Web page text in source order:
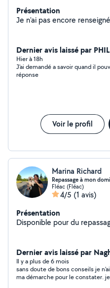
Présentation
Dernier avis laissé par
Hier à 18h
J'ai demandé a savoir quand il
réponse
Voir le profil
Marina Richard
Repassage à mon
Fléac (Fléac)
4/5 (1 avis)
Présentation
Disponible pour du
Dernier avis laissé par
Il y a plus de 6 mois
sans doute de bons conseils je
ma démarche pour le constater.